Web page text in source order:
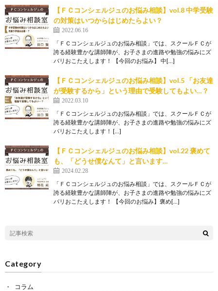
【ＦＣコンシェルジュのお悩み相談】vol.8 中学受験
の対策はいつからはじめたらよい？
2022.06.16
「ＦＣコンシェルジュのお悩み相談」では、スクールＦＣが
誇る経験豊かな講師陣が、お子さまの進路や勉強の悩みにズ
バリおこたえします！ 【今回のお悩み】 中[…]
【ＦＣコンシェルジュのお悩み相談】vol.5 「お友達
が受験するから」という理由で受験してもよい…？
2022.03.10
「ＦＣコンシェルジュのお悩み相談」では、スクールＦＣが
誇る経験豊かな講師陣が、お子さまの進路や勉強の悩みにズ
バリおこたえします！ […]
【ＦＣコンシェルジュのお悩み相談】vol.22 褒めて
も、「どうせ僕なんて」と言います…
2024.02.28
「ＦＣコンシェルジュのお悩み相談」では、スクールＦＣが
誇る経験豊かな講師陣が、お子さまの進路や勉強の悩みにズ
バリおこたえします！ 【今回のお悩み】褒め[…]
Category
コラム